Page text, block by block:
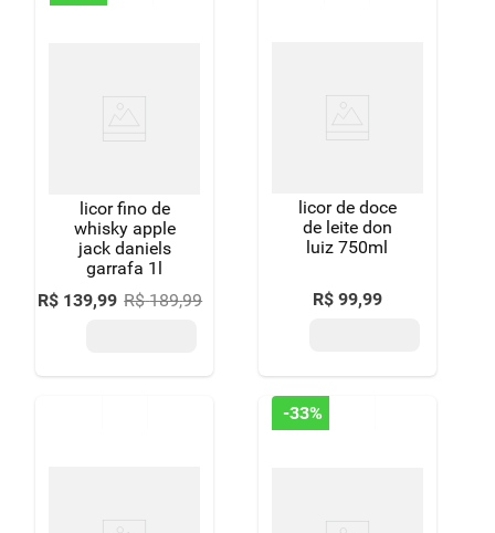
licor fino de
whisky apple
jack daniels
garrafa 1l
R$ 139,99 R$ 189,99
licor de doce
de leite don
luiz 750ml
R$ 99,99
-33%